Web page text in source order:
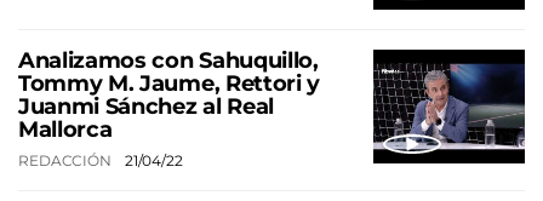
Analizamos con Sahuquillo,
Tommy M. Jaume, Rettori y
Juanmi Sánchez al Real
Mallorca
REDACCIÓN 21/04/22